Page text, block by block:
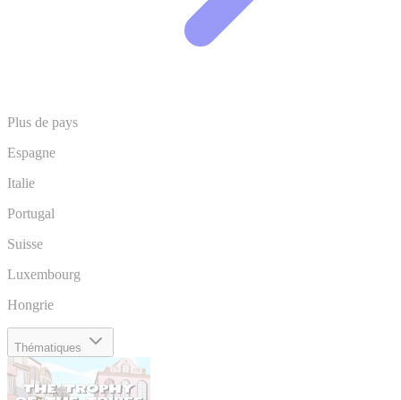
Plus de pays
Espagne
Italie
Portugal
Suisse
Luxembourg
Hongrie
Thématiques